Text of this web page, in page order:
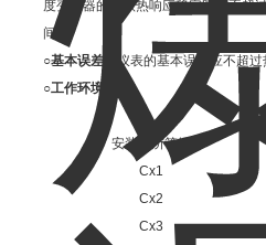
度变送器的阶跃热响应稳定时间不超
间；
○基本误差：
仪表的基本误差应不超
○工作环境
安装场所等级
Cx1
Cx2
Cx3